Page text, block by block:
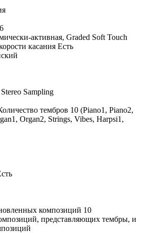
активная, Graded Soft Touch
касания Есть
Sampling
тембров 10 (Piano1, Piano2,
Organ2, Strings, Vibes, Harpsi1,
композиций 10
представляющих тембры, и